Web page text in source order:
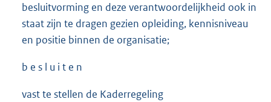
besluitvorming en deze verantwoordelijkheid ook in
staat zijn te dragen gezien opleiding, kennisniveau
en positie binnen de organisatie;
b e s l u i t e n
vast te stellen de Kaderregeling